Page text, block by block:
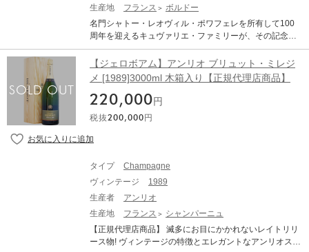
ある美しい紫赤色のドンマキシミアーノ2009は、ブラッ
クベリーやブルーベリーなどの 黒い果実でいっぱいで、
スグリとリコリスが添えられており、すべてナッツと杉
の微妙なノートで 囲まれています。口の中でそれは素晴
らしい個性で寛大で官能的なプロフィールを示します。
黒い果物といくつかのタルトチェリーとクローブとトリ
ュフの柔らかいノートが豊富です。 非常に優れた酸味
と、構造と特徴を提供するタンニンが存在することで、
中で年を重ねるごとに複雑さが増します。 ジェームス・
サックリング氏：95点
ミルズ氏の名にちなんでつけられました。 ジェンセンが
ロマネ・コンティなら、このミルズはグラン・エシェゾ
ーに例えられます。畑はジェンセンより広いですが、ロ
より少ない。 ミルズ・ヴィンヤードのピノ・ノワール
は、チェリーやレッドベリーの果実味を中心に、心地の
良いスパイス風味、西洋杉のような芳香に溢れ、プラム
やオリーブ、ビタースイートチョコレートの風味、十分
な丸みのあるタンニンが特徴的です。 ■AVA Mt. Harlanに
ついて■ この一帯にワイナリーを構えているのはカレラ
ための唯一の原産地呼称「マウント・ハーラン・AVA」
HARLAN MILLS PINOT NOIR カレラ ミルズ・ヴィンヤ
ード ピノ・ノワール マウント・ハーラン 生産地：アメ
リカ カリフォルニア セントラル・コースト 原産地呼
アルコール度数：13.5% 味わい：赤ワイン 辛口 ミディア
ムボディ 【古酒について、当店からのお願い】 オールド
ヴィンテージのワインは必ず休息させることが必要で
生産地
フランス
ボルドー
名門シャトー・レオヴィル・ポワフェレを所有して100
周年を迎えるキュヴァリエ・ファミリーが、その記念と
して特別にリリースした6本アソートセット。贅沢にも8
0年代、90年代を代表する極上の飲み頃ヴィンテージを
ラインナップした贅沢なセットとなっています。シャト
ーで大切に長い時間をかけて保管されていたものであ
り、状態も抜群です。 こちらのセットは合計で6本のお
届けとなります。 1.シャトー・レオヴィル・ポワフェレ
1982 サン・ジュリアン 1本 2.シャトー・レオヴィル・
ポワフェレ 1983 サン・ジュリアン 1本 3.シャトー・レ
ャトー・レオヴィル・ポワフェレ 1990 サン・ジュリア
ン 1本 5.シャトー・レオヴィル・ポワフェレ 1995 サ
ン・ジュリアン 1本 6.シャトー・レオヴィル・ポワフェ
レ 1996 サン・ジュリアン 1本
【ジェロボアム】アンリオ ブリュット・ミレジ
メ [1989]3000ml 木箱入り【正規代理店商品】
220,000 円
税抜200,000 円
タイプ
Champagne
ヴィンテージ
1989
生産者
アンリオ
生産地
フランス
シャンパーニュ
【正規代理店商品】 滅多にお目にかかれないレイトリリ
ース物! ヴィンテージの特徴とエレガントなアンリオスタ